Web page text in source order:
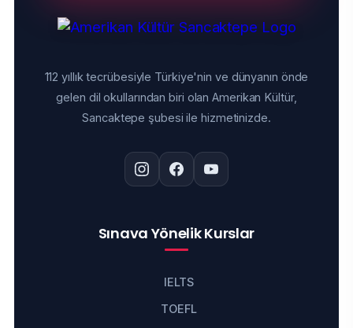
112 yıllık tecrübesiyle Türkiye'nin ve dünyanın önde
gelen dil okullarından biri olan Amerikan Kültür,
Sancaktepe şubesi ile hizmetinizde.
Sınava Yönelik Kurslar
IELTS
TOEFL